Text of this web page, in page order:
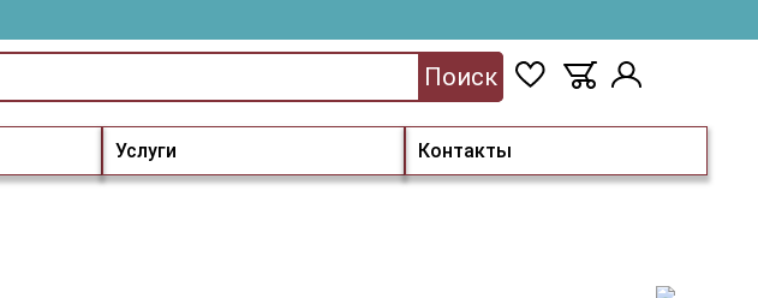
Услуги Контакты
Поиск